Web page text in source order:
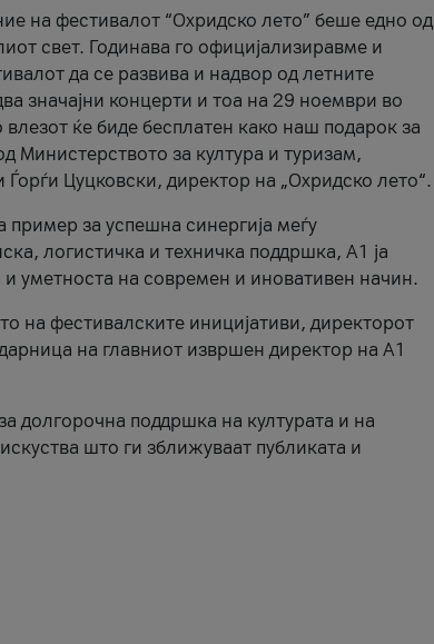
на фестивалот “Охридско лето” беше едно од
свет. Годинава го официјализиравме и
да се развива и надвор од летните
значајни концерти и тоа на 29 ноември во
ќе биде бесплатен како наш подарок за
Министерството за култура и туризам,
Цуцковски, директор на „Охридско лето“.
пример за успешна синергија меѓу
логистичка и техничка поддршка, A1 ја
и уметноста на современ и иновативен начин.
на фестивалските иницијативи, директорот
на главниот извршен директор на A1
долгорочна поддршка на културата и на
што ги зближуваат публиката и